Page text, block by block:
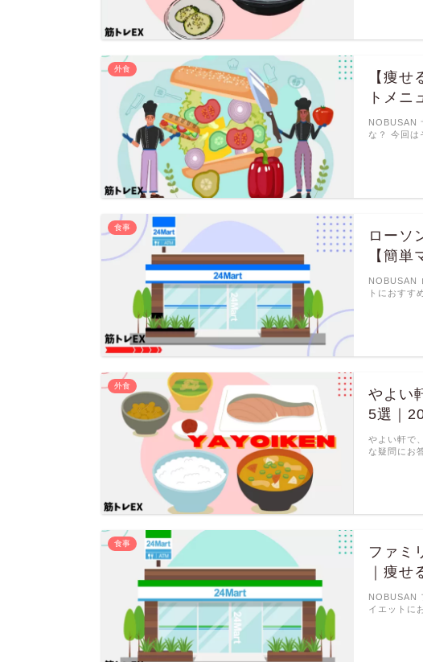
外食
【痩
トメニ
NOBUSAN
な？ 今回は
食事
ローソ
【簡単
NOBUSAN
トにおすす
外食
やよい
5選｜
やよい軒で
な疑問にお
食事
ファミ
｜痩
NOBUSAN
イエットに